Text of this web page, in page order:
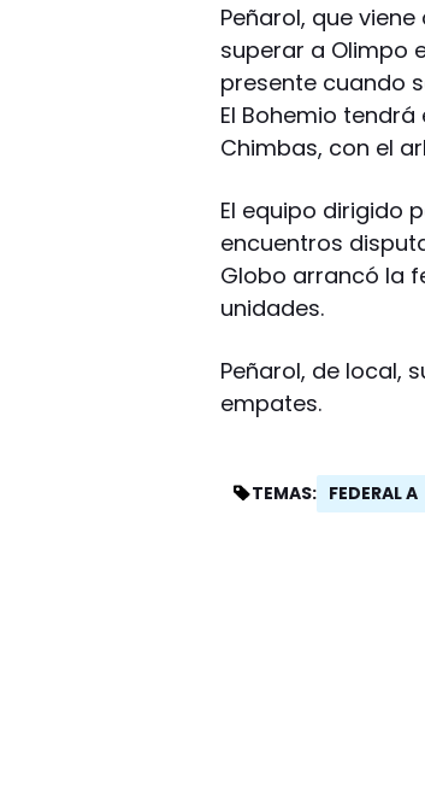
Peñarol, que
superar a Olimpo
presente cuando
El Bohemio
Chimbas, con el
El equipo dirigido
encuentros
Globo arrancó la
unidades.
Peñarol, de local,
empates.
TEMAS: FEDERAL A